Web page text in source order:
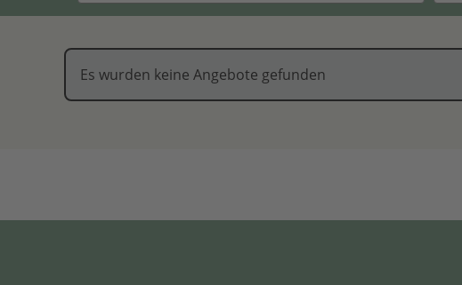
Es wurden keine Angebote gefunden